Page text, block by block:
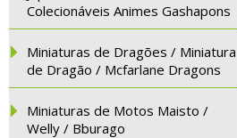
Colecionáveis Animes Gashapons
Miniaturas de Dragões / Miniatura
de Dragão / Mcfarlane Dragons
Miniaturas de Motos Maisto /
Welly / Bburago